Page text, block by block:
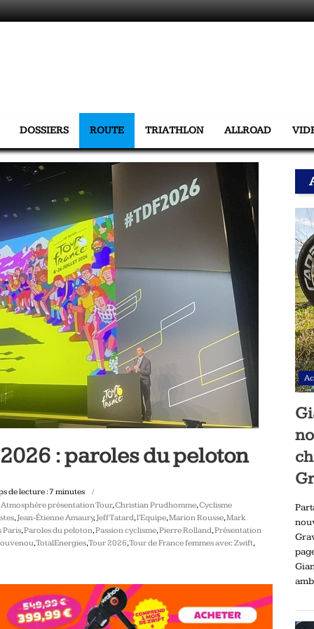
DOSSIERS ROUTE TRIATHLON ALLROAD
: paroles du peloton
de lecture :7 minutes
Atmosphère présentation Tour,Christian Prudhomme,Cyclisme
,Jean-Étienne Amaury,Jeff Tatard,l'Equipe,Marion Rousse,Mark
Paris,Paroles du peloton,Passion cyclisme,Pierre Rolland,Présentation
,TotalEnergies,Tour 2026,Tour de France femmes avec Zwift,